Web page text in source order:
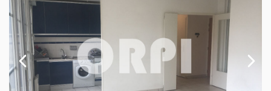
Faire gérer
Estimer
Notre agence